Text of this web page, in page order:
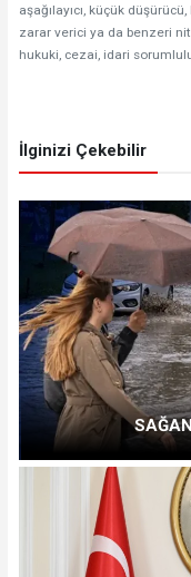
aşağılayıcı, küçük
zarar verici ya da benzeri
hukuki, cezai, idari
İlginizi Çekebilir